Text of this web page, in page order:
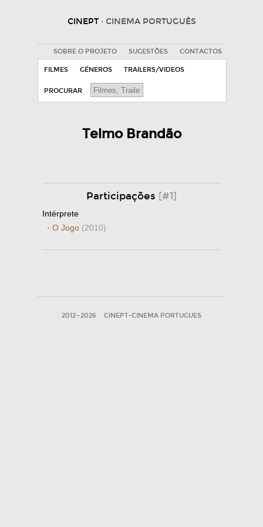
CINEPT · CINEMA PORTUGUÊS
SOBRE O PROJETO SUGESTÕES CONTACTOS
FILMES GÉNEROS TRAILERS/VIDEOS
PROCURAR
Telmo Brandão
Participações [#1]
Intérprete
· O Jogo (2010)
2012—2026 CINEPT-CINEMA PORTUGUES